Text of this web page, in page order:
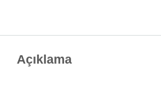
Açıklama